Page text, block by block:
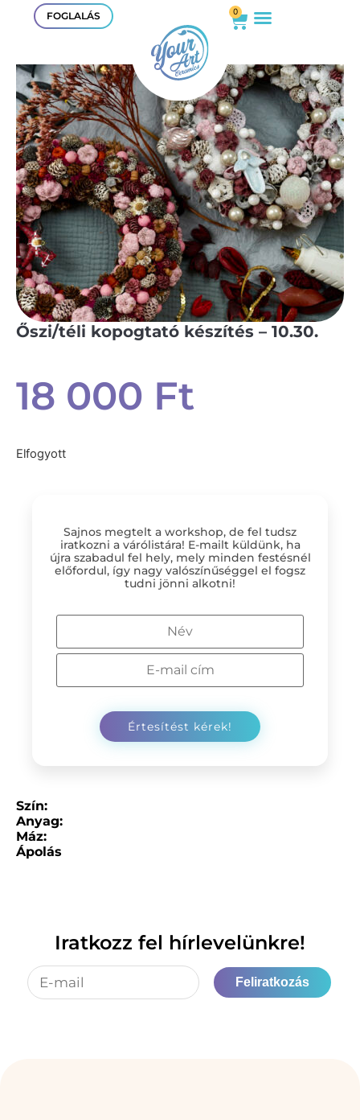
FOGLALÁS 0
Őszi/téli kopogtató készítés – 10.30.
18 000 Ft
Elfogyott
Sajnos megtelt a workshop, de fel tudsz
iratkozni a várólistára! E-mailt küldünk, ha
újra szabadul fel hely, mely minden festésnél
előfordul, így nagy valószínűséggel el fogsz
tudni jönni alkotni!
Szín:
Anyag:
Máz:
Ápolás
Iratkozz fel hírlevelünkre!
Feliratkozás